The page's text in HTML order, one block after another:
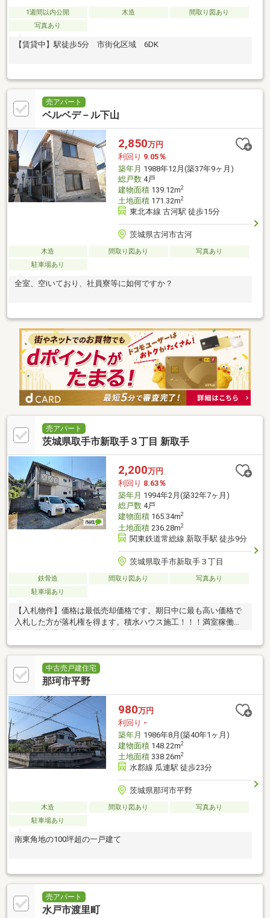
1週間以内公開 木造
間取り図あり
写真あり
【賃貸中】駅徒歩5分 市街化区域 6DK
売アパート
ベルベデ－ル下山
2,850万円
利回り 9.05％
築年月 1988年12月(築37年9ヶ月)
総戸数4戸
建物面積139.12m2
土地面積171.32m2
東北本線 古河駅 徒歩15分
茨城県古河市古河
木造 間取り図あり
写真あり
駐車場あり
全室、空iいており、社員寮等に如何ですか？
売アパート
茨城県取手市新取手３丁目 新取手
2,200万円
利回り 8.63％
築年月 1994年2月(築32年7ヶ月)
総戸数4戸
建物面積165.34m2
土地面積236.28m2
関東鉄道常総線 新取手駅 徒歩9分
茨城県取手市新取手３丁目
鉄骨造 間取り図あり
写真あり
駐車場あり
【入札物件】価格は最低売却価格です。期日中に最も高い価格で
入札した方が落札権を得ます。積水ハウス施工！！！満室稼働
中古売戸建住宅
那珂市平野
980万円
利回り -
築年月 1986年8月(築40年1ヶ月)
建物面積148.22m2
土地面積338.26m2
水郡線 瓜連駅 徒歩23分
茨城県那珂市平野
木造 間取り図あり
写真あり
駐車場あり
南東角地の100坪超の一戸建て
売アパート
水戸市渡里町